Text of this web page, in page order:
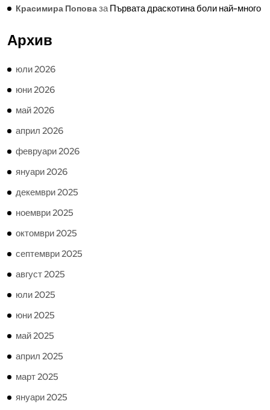
Красимира ПоповазаПървата драскотина боли най-много
Архив
юли 2026
юни 2026
май 2026
април 2026
февруари 2026
януари 2026
декември 2025
ноември 2025
октомври 2025
септември 2025
август 2025
юли 2025
юни 2025
май 2025
април 2025
март 2025
януари 2025